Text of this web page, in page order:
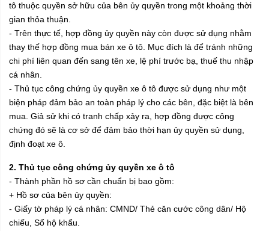
tô thuộc quyền sở hữu của bên ủy quyền trong một khoảng thời
gian thỏa thuận.
- Trên thực tế, hợp đồng ủy quyền này còn được sử dụng nhằm
thay thế hợp đồng mua bán xe ô tô. Mục đích là để tránh những
chi phí liên quan đến sang tên xe, lệ phí trước bạ, thuế thu nhập
cá nhân.
- Thủ tục công chứng ủy quyền xe ô tô được sử dụng như một
biện pháp đảm bảo an toàn pháp lý cho các bên, đặc biệt là bên
mua. Giả sử khi có tranh chấp xảy ra, hợp đồng được công
chứng đó sẽ là cơ sở để đảm bảo thời hạn ủy quyền sử dụng,
định đoạt xe ô.
2. Thủ tục công chứng ủy quyền xe ô tô
- Thành phần hồ sơ cần chuẩn bị bao gồm:
+ Hồ sơ của bên ủy quyền:
- Giấy tờ pháp lý cá nhân: CMND/ Thẻ căn cước công dân/ Hộ
chiếu, Sổ hộ khẩu.